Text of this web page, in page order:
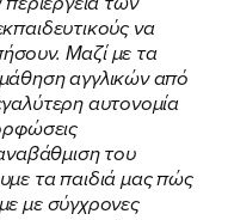
να
Μαζί με τα
αγγλικών από
αυτονομία
του
τα παιδιά μας πώς
με σύγχρονες